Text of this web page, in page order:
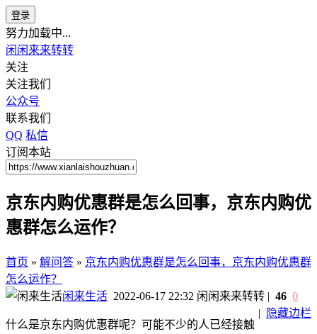
登录
努力加载中...
闲闲来来转转
关注
关注我们
公众号
联系我们
QQ 私信
订阅本站
京东内购优惠群是怎么回事，京东内购优
惠群怎么运作？
首页 » 解问答 » 京东内购优惠群是怎么回事，京东内购优惠群
怎么运作？
闲来生活 2022-06-17 22:32 闲闲来来转转
|
隐藏边栏
| 46 0
什么是京东内购优惠群呢？可能不少的人已经接触